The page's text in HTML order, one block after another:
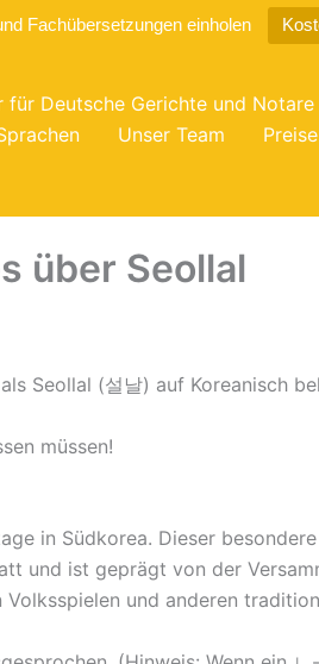
Fachübersetzungen einholen
für Deutsche Gerichte und Notare
Unser Team Preise
über Seollal
Seollal (설날) auf Koreanisch
müssen!
in Südkorea. Dieser
und ist geprägt von der
und anderen